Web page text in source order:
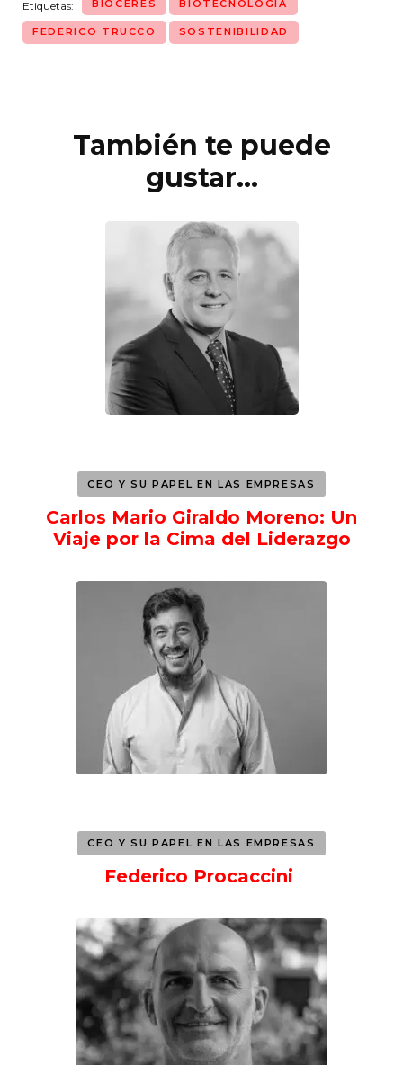
Etiquetas: BIOCERES BIOTECNOLOGÍA
FEDERICO TRUCCO SOSTENIBILIDAD
NavegaciónTambién te puede
gustar...
CEO Y SU PAPEL EN LAS EMPRESAS
Carlos Mario Giraldo Moreno: Un
Viaje por la Cima del Liderazgo
CEO Y SU PAPEL EN LAS EMPRESAS
Federico Procaccini